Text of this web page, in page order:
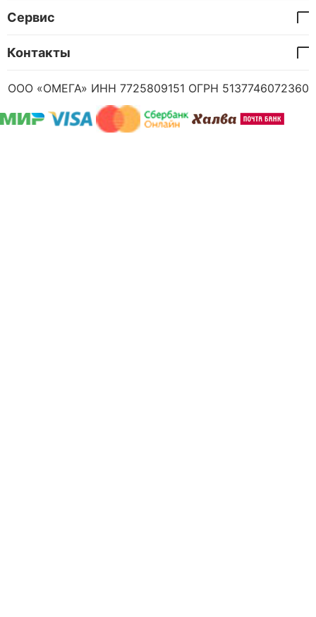
Сервис
Контакты
ООО «ОМЕГА» ИНН 7725809151 ОГРН 5137746072360